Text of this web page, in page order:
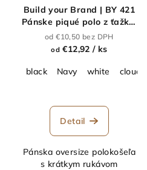
Build your Brand | BY 421
Pánske piqué polo z ťažkej
bavlny "Oversize"_56.0421
od €10,50 bez DPH
od €12,92/ ks
black Navy white cloud
Detail
Pánska oversize polokošeľa
s krátkym rukávom